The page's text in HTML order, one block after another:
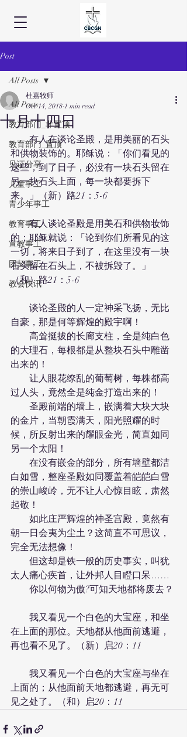
Post
All Posts
教育部门_非置顶
教育部门_置顶
见证分享
儿童事工
青少年事工
教育事工
宣教事工
团契事工
教会快讯
All Posts
十月十四日
杜嘉牧师
Oct 14, 2018 1 min read
有人在谈论圣殿，是用美丽的石头
和供物装饰的。耶稣说：「你们看见的
这些，到了日子，必没有一块石头留在
另一块石头上面，每一块都要拆下
来。」（新）路21：5-6
有人谈论圣殿是用美石和供物妆饰
的；耶稣就说：「论到你们所看见的这
一切，将来日子到了，在这里没有一块
石头留在石头上，不被拆毁了。」
（和）路21：5-6
谈论圣殿的人一定神采飞扬，无比
自豪，那是何等辉煌的殿宇啊！
高耸挺拔的长廊支柱，全是纯白色
的大理石，每根都是从整块石头中雕凿
出来的！
让人眼花缭乱的葡萄树，每株都高
过人头，竟然全是纯金打造出来的！
圣殿前端的墙上，嵌满着大块大块
的金片，当朝霞满天，阳光照耀的时
候，所反射出来的耀眼金光，简直如同
另一个太阳！
在没有嵌金的部分，所有墙壁都洁
白如雪，整座圣殿如同覆盖着皑皑白雪
的崇山峻岭，无不让人心惊目眩，肃然
起敬！
如此庄严辉煌的神圣宫殿，竟然有
朝一日会夷为尘土？这简直不可思议，
完全无法想像！
但这却是铁一般的历史事实，叫犹
太人痛心疾首，让外邦人目瞪口呆……
你以何物为傲?可知天地都将废去？
我又看见一个白色的大宝座，和坐
在上面的那位。天地都从他面前逃避，
再也看不见了。（新）启20：11
我又看见一个白色的大宝座与坐在
上面的；从他面前天地都逃避，再无可
见之处了。（和）启20：11